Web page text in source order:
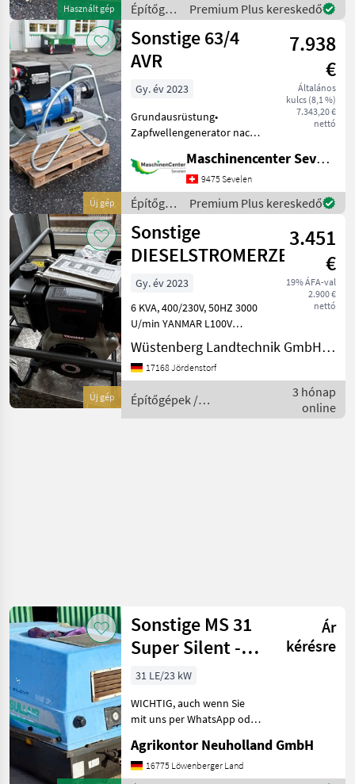
Használt gép
Építőgépek
/
Sonstige
Premium Plus kereskedő
Új gép
Sonstige 63/4
AVR
7.938
€
Általános
kulcs (8,1 %)
7.343,20 €
nettó
Gy. év 2023
Grundausrüstung•
Zapfwellengenerator nach
Pulverbeschichteter
Stahlrohrrahmen• Mit
Schutzklasse IP 23•
Isolationsklasse: H• 3-Punkt
Anhängung• Übersetzungsg
Maschinencenter Sevelen AG
9475 Sevelen
Építőgépek
/
Sonstige
Premium Plus kereskedő
Új gép
Sonstige
DIESELSTROMERZEUGER
3.451
€
19% ÁFA-val
2.900 €
nettó
Gy. év 2023
6 KVA, 400/230V, 50HZ 3000
U/min YANMAR L100V
STAGE V Építőgépek
Áramfejlesztő
Wüstenberg Landtechnik GmbH & Co.KG
17168 Jördenstorf
Építőgépek /
Sonstige
3 hónap
online
Sonstige MS 31
Super Silent -
Druckluftkompressor
Ár
kérésre
31 LE/23 kW
WICHTIG, auch wenn Sie
mit uns per WhatsApp oder
daraufhin Maschinen
kaufen, bitte kontrollieren
Agrikontor Neuholland GmbH
16775 Löwenberger Land